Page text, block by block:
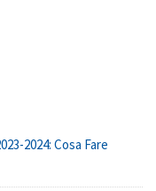
2024: Cosa Fare